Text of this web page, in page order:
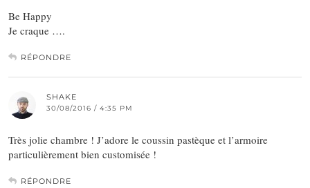
Be Happy
Je craque ….
RÉPONDRE
SHAKE
30/08/2016 / 4:35 PM
Très jolie chambre ! J’adore le coussin pastèque et l’armoire
particulièrement bien customisée !
RÉPONDRE